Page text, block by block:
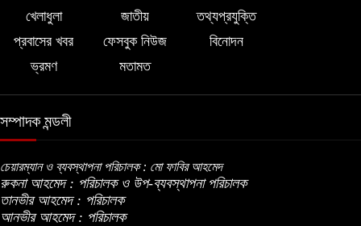
খেলাধুলা
জাতীয়
তথ্যপ্রযুক্তি
প্রবাসের খবর
ফেসবুক নিউজ
বিনোদন
ভ্রমণ
মতামত
সম্পাদক মন্ডলী
চেয়ারম্যান ও ব্যবস্থাপনা পরিচালক : মো ফাবির আহমেদ
রুকনা আহমেদ : পরিচালক ও উপ-ব্যবস্থাপনা পরিচালক
তানভীর আহমেদ : পরিচালক
আনভীর আহমেদ : পরিচালক